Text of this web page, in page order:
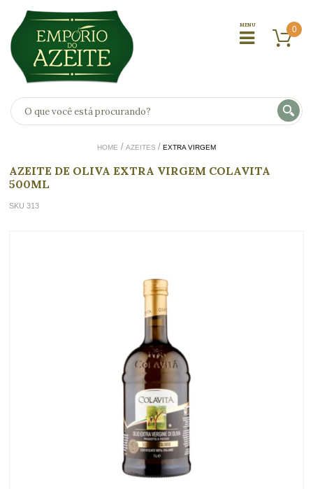
0
HOME AZEITES EXTRA VIRGEM
AZEITE DE OLIVA EXTRA VIRGEM COLAVITA
500ML
SKU 313